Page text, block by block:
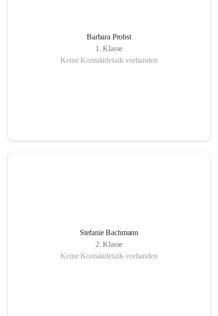
Barbara Probst
1. Klasse
Keine Kontaktdetails vorhanden
Stefanie Bachmann
2. Klasse
Keine Kontaktdetails vorhanden